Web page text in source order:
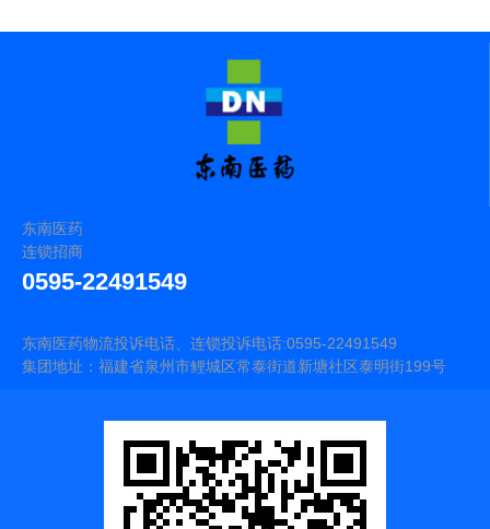
东南医药
连锁招商
0595-22491549
东南医药物流投诉电话、连锁投诉电话:0595-22491549
集团地址：福建省泉州市鲤城区常泰街道新塘社区泰明街199号